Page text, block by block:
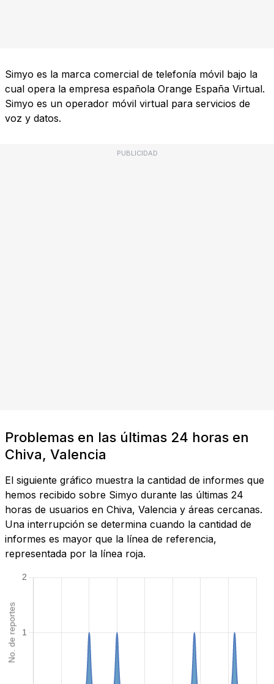
Simyo es la marca comercial de telefonía móvil bajo la
cual opera la empresa española Orange España Virtual.
Simyo es un operador móvil virtual para servicios de
voz y datos.
PUBLICIDAD
Problemas en las últimas 24 horas en
Chiva, Valencia
El siguiente gráfico muestra la cantidad de informes que
hemos recibido sobre Simyo durante las últimas 24
horas de usuarios en Chiva, Valencia y áreas cercanas.
Una interrupción se determina cuando la cantidad de
informes es mayor que la línea de referencia,
representada por la línea roja.